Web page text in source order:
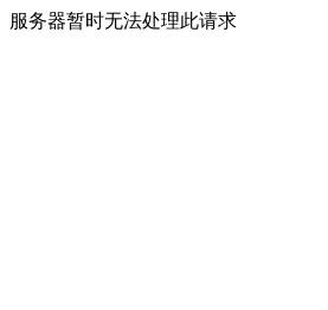
服务器暂时无法处理此请求